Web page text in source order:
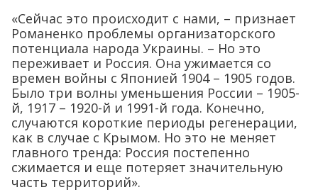
«Сейчас это происходит с нами, – признает
Романенко проблемы организаторского
потенциала народа Украины. – Но это
переживает и Россия. Она ужимается со
времен войны с Японией 1904 – 1905 годов.
Было три волны уменьшения России – 1905-
й, 1917 – 1920-й и 1991-й года. Конечно,
случаются короткие периоды регенерации,
как в случае с Крымом. Но это не меняет
главного тренда: Россия постепенно
сжимается и еще потеряет значительную
часть территорий».